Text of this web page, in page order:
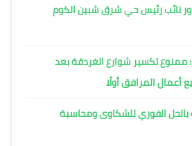
نائب رئيس حي شرق شبين الكوم
ممنوع تكسير شوارع الغردقة بعد
أعمال المرافق أولًا
الفوري للشكاوى ومحاسبة